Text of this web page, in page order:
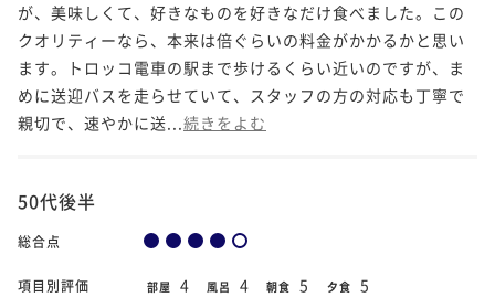
が、美味しくて、好きなものを好きなだけ食べました。この
クオリティーなら、本来は倍ぐらいの料金がかかるかと思い
ます。トロッコ電車の駅まで歩けるくらい近いのですが、ま
めに送迎バスを走らせていて、スタッフの方の対応も丁寧で
親切で、速やかに送... 続きをよむ
50代後半
総合点
項目別評価 部屋 4 風呂 4 朝食 5 夕食 5